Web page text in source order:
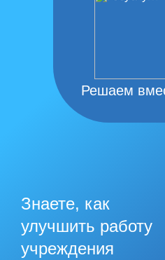
Решаем
Знаете, как
улучшить работу
учреждения